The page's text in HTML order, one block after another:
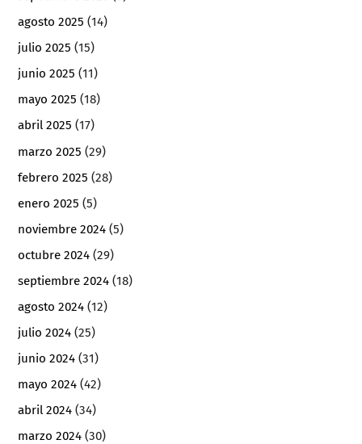
agosto 2025 (14)
julio 2025 (15)
junio 2025 (11)
mayo 2025 (18)
abril 2025 (17)
marzo 2025 (29)
febrero 2025 (28)
enero 2025 (5)
noviembre 2024 (5)
octubre 2024 (29)
septiembre 2024 (18)
agosto 2024 (12)
julio 2024 (25)
junio 2024 (31)
mayo 2024 (42)
abril 2024 (34)
marzo 2024 (30)